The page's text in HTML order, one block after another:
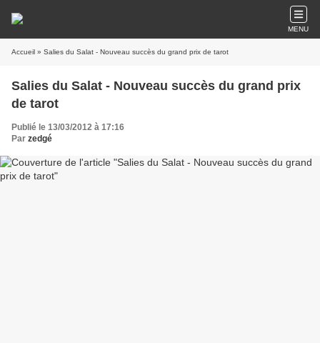
MENU
Accueil » Salies du Salat - Nouveau succès du grand prix de tarot
Salies du Salat - Nouveau succès du grand prix
de tarot
Publié le 13/03/2012 à 17:16
Par zedgé